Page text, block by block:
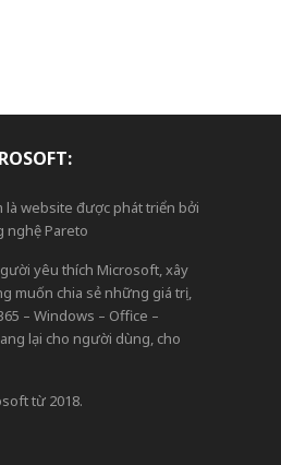
là website được phát triển bởi
nghệ Pareto
yêu thích Microsoft, xây
muốn chia sẻ những giá trị,
– Windows – Office –
lại cho người dùng, cho
từ 2018.